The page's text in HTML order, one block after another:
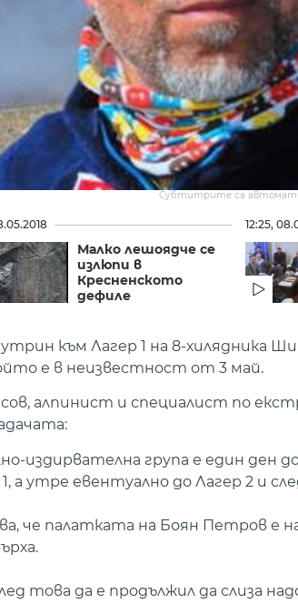
Субтитрите са
Малко лешоядче се
излюпи в
Кресненското
дефиле
12:25,
към Лагер 1 на 8-хилядника
е в неизвестност от 3 май.
алпинист и специалист по
издирвателна група е един ден
утре евентуално до Лагер 2 и
че палатката на Боян Петров е
това да е продължил да слиза